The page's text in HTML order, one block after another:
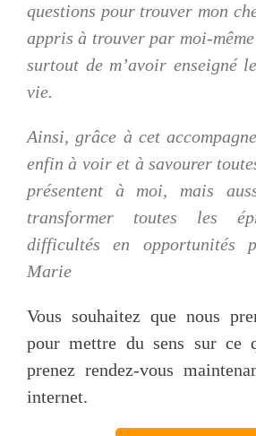
questions pour trouver mon
appris à trouver par moi-même
surtout de m’avoir enseigné
vie.
Ainsi, grâce à cet
enfin à voir et à savourer
présentent à moi, mais
transformer toutes les
difficultés en opportunités
Marie
Vous souhaitez que nous
pour mettre du sens sur ce
prenez rendez-vous
internet.